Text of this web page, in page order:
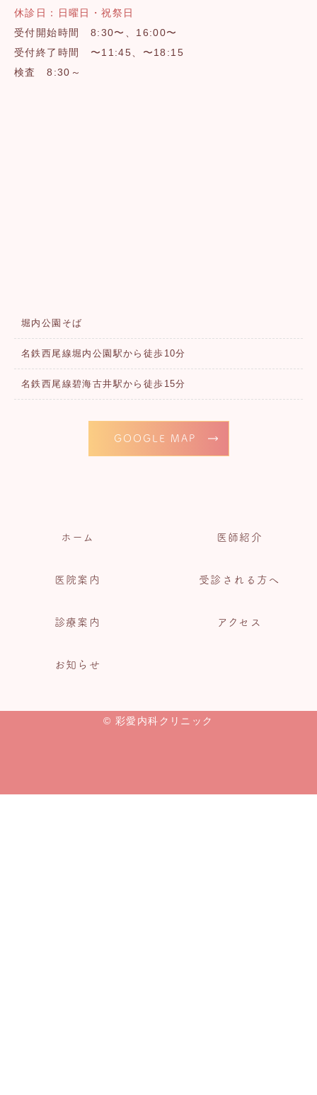
休診日：日曜日・祝祭日
受付開始時間 8:30〜、16:00〜
受付終了時間 〜11:45、〜18:15
検査 8:30～
堀内公園そば
名鉄西尾線堀内公園駅から徒歩10分
名鉄西尾線碧海古井駅から徒歩15分
GOOGLE MAP
ホーム 医師紹介
医院案内 受診される方へ
診療案内 アクセス
お知らせ
© 彩愛内科クリニック